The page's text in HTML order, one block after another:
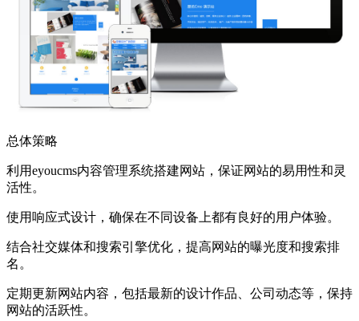
总体策略
利用eyoucms内容管理系统搭建网站，保证网站的易用性和灵
活性。
使用响应式设计，确保在不同设备上都有良好的用户体验。
结合社交媒体和搜索引擎优化，提高网站的曝光度和搜索排
名。
定期更新网站内容，包括最新的设计作品、公司动态等，保持
网站的活跃性。